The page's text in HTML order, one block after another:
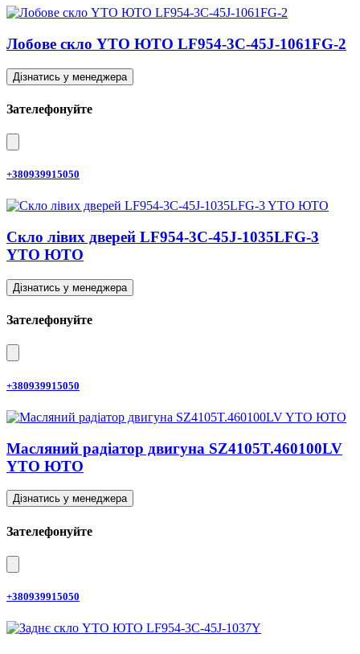
Лобове скло YTO ЮТО LF954-3C-45J-1061FG-2
Дізнатись у менеджера
Зателефонуйте
+380939915050
Скло лівих дверей LF954-3C-45J-1035LFG-3
YTO ЮТО
Дізнатись у менеджера
Зателефонуйте
+380939915050
Масляний радіатор двигуна SZ4105T.460100LV
YTO ЮТО
Дізнатись у менеджера
Зателефонуйте
+380939915050